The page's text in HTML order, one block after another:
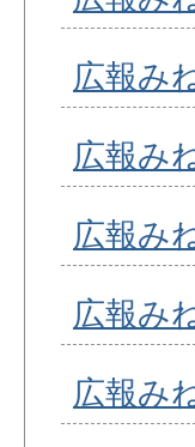
広報み
広報み
広報み
広報み
広報み